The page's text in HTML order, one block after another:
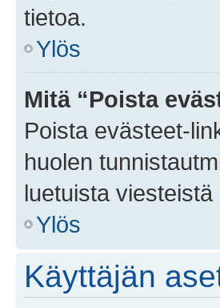
tietoa.
Ylös
Mitä “Poista
Poista evästeet-
huolen
luetuista
Ylös
Käyttäjän